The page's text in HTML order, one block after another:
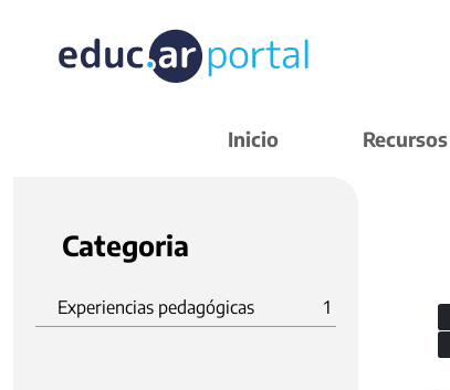
Inicio Recursos
Categoria
Experiencias pedagógicas 1